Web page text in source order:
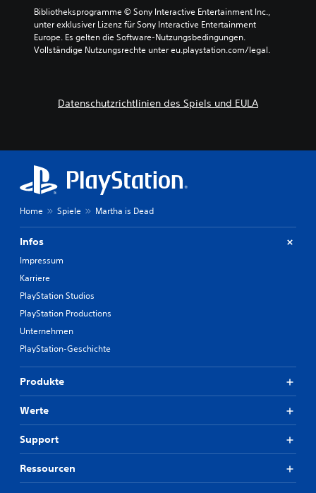
Bibliotheksprogramme © Sony Interactive Entertainment Inc.,
unter exklusiver Lizenz für Sony Interactive Entertainment
Europe. Es gelten die Software-Nutzungsbedingungen.
Vollständige Nutzungsrechte unter eu.playstation.com/legal.
Datenschutzrichtlinien des Spiels und EULA
Home Spiele Martha is Dead
Infos
Impressum
Karriere
PlayStation Studios
PlayStation Productions
Unternehmen
PlayStation-Geschichte
Produkte
Werte
Support
Ressourcen